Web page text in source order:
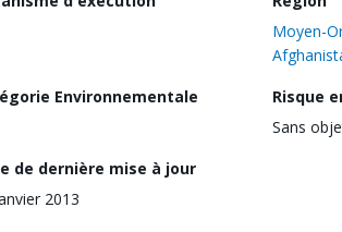
Moyen-
Environnementale
Risque
Sans
de dernière mise à jour
2013